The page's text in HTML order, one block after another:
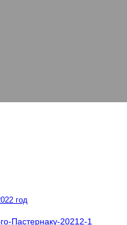
год
Пастернаку-20212-1